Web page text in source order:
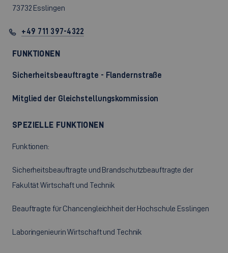
73732 Esslingen
+49 711 397-4322
FUNKTIONEN
Sicherheitsbeauftragte - Flandernstraße
Mitglied der Gleichstellungskommission
SPEZIELLE FUNKTIONEN
Funktionen:
Sicherheitsbeauftragte und Brandschutzbeauftragte der
Fakultät Wirtschaft und Technik
Beauftragte für Chancengleichheit der Hochschule Esslingen
Laboringenieurin Wirtschaft und Technik